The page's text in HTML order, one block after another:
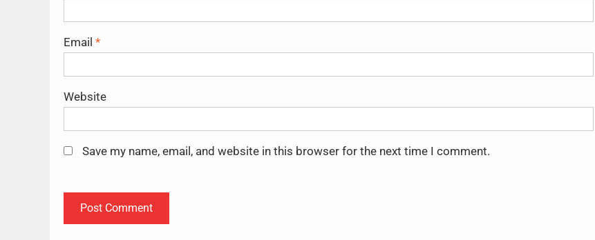
Email *
Website
Save my name, email, and website in this browser for the next time I comment.